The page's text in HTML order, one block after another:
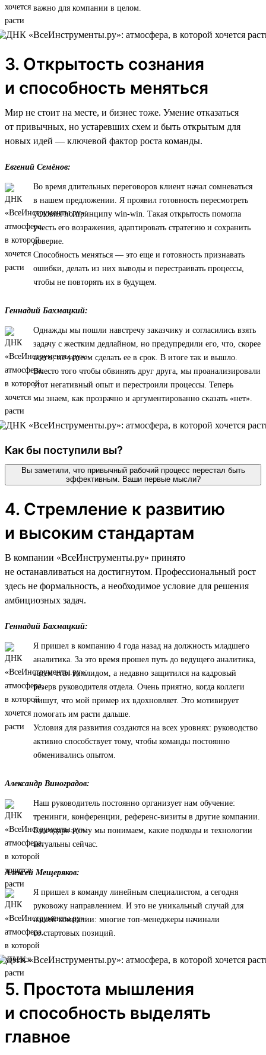
важно для компании в целом.
3. Открытость сознания
и способность меняться
Мир не стоит на месте, и бизнес тоже. Умение отказаться
от привычных, но устаревших схем и быть открытым для
новых идей — ключевой фактор роста команды.
Евгений Семёнов:
Во время длительных переговоров клиент начал сомневаться
в нашем предложении. Я проявил готовность пересмотреть
условия по принципу win-win. Такая открытость помогла
учесть его возражения, адаптировать стратегию и сохранить
доверие.
Способность меняться — это еще и готовность признавать
ошибки, делать из них выводы и перестраивать процессы,
чтобы не повторять их в будущем.
Геннадий Бахмацкий:
Однажды мы пошли навстречу заказчику и согласились взять
задачу с жестким дедлайном, но предупредили его, что, скорее
всего, не успеем сделать ее в срок. В итоге так и вышло.
Вместо того чтобы обвинять друг друга, мы проанализировали
этот негативный опыт и перестроили процессы. Теперь
мы знаем, как прозрачно и аргументированно сказать «нет».
Как бы поступили вы?
Вы заметили, что привычный рабочий процесс перестал быть
эффективным. Ваши первые мысли?
4. Стремление к развитию
и высоким стандартам
В компании «ВсеИнструменты.ру» принято
не останавливаться на достигнутом. Профессиональный рост
здесь не формальность, а необходимое условие для решения
амбициозных задач.
Геннадий Бахмацкий:
Я пришел в компанию 4 года назад на должность младшего
аналитика. За это время прошел путь до ведущего аналитика,
затем стал тимлидом, а недавно защитился на кадровый
резерв руководителя отдела. Очень приятно, когда коллеги
пишут, что мой пример их вдохновляет. Это мотивирует
помогать им расти дальше.
Условия для развития создаются на всех уровнях: руководство
активно способствует тому, чтобы команды постоянно
обменивались опытом.
Александр Виноградов:
Наш руководитель постоянно организует нам обучение:
тренинги, конференции, референс-визиты в другие компании.
Благодаря этому мы понимаем, какие подходы и технологии
актуальны сейчас.
Алексей Мещеряков:
Я пришел в команду линейным специалистом, а сегодня
руковожу направлением. И это не уникальный случай для
нашей компании: многие топ-менеджеры начинали
со стартовых позиций.
5. Простота мышления
и способность выделять
главное